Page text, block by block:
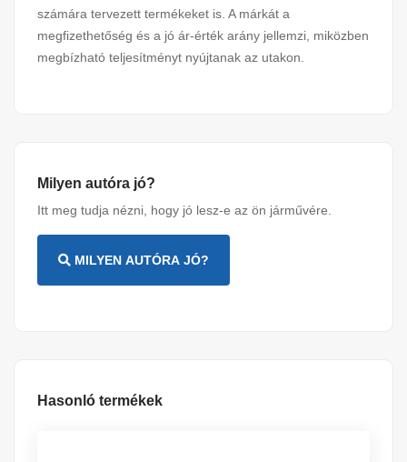
számára tervezett termékeket is. A márkát a
megfizethetőség és a jó ár-érték arány jellemzi, miközben
megbízható teljesítményt nyújtanak az utakon.
Milyen autóra jó?
Itt meg tudja nézni, hogy jó lesz-e az ön járművére.
MILYEN AUTÓRA JÓ?
Hasonló termékek